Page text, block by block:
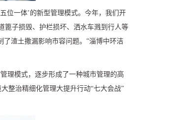
位一体’的新型管理模式。今年，我们开
篦子损毁、护栏损坏、洒水车溅到行人等
了渣土撒漏影响市容问题。”淄博中环洁
理模式，逐步形成了一种城市管理的高
整治精细化管理大提升行动“七大会战”